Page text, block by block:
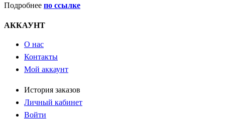
Подробнее по ссылке
АККАУНТ
О нас
Контакты
Мой аккаунт
История заказов
Личный кабинет
Войти